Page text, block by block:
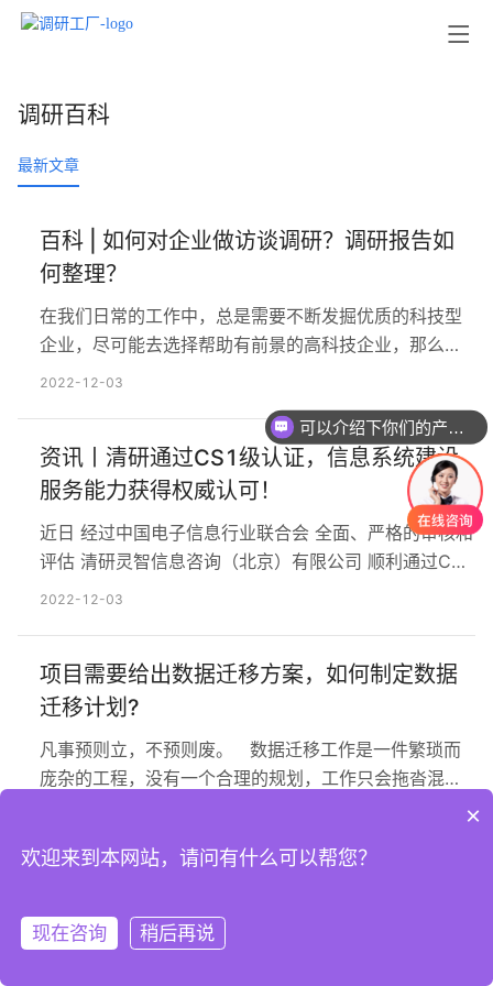
调研百科
最新文章
百科 | 如何对企业做访谈调研？调研报告如
何整理？
在我们日常的工作中，总是需要不断发掘优质的科技型
企业，尽可能去选择帮助有前景的高科技企业，那么，
如何做好企业调研和访谈工作，以获得有价值信息，从
人一听到调研报告，首先想到的是问卷调查、数据收
集、PPT汇报等，实际上，调研报告是有目的、有计划
地通过各种方式渠道收集、整理数据资料并深入分析数
2022-12-03
资讯丨清研通过CS1级认证，信息系统建设
服务能力获得权威认可！
近日 经过中国电子信息行业联合会 全面、严格的审核和
评估 清研灵智信息咨询（北京）有限公司 顺利通过CS1
级评估认证 并获得CS1级评估认证证书 这标志着清研的
络技术和软件技术 将各个分离的设备、功能和信息等 集
成到相互关联、统一、协调的系统之中 并为信息…
2022-12-03
项目需要给出数据迁移方案，如何制定数据
迁移计划?
凡事预则立，不预则废。 数据迁移工作是一件繁琐而
庞杂的工程，没有一个合理的规划，工作只会拖沓混
给出数据迁移的方案。 比如某一天，老板想要将应用
中的数据，包括 MySQL、Redis和消息队列等组件中的
数据，…
做用户调研和可用性测试时，能招募到合适的用户是用
注册
×
欢迎来到本网站，请问有什么可以帮您？
现在咨询 稍后再说